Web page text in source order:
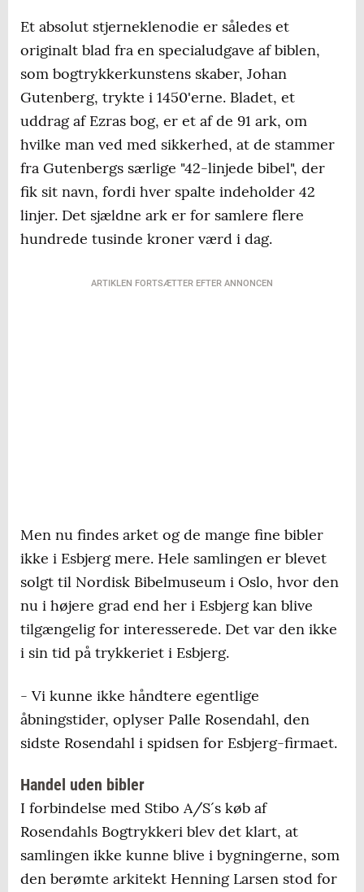
Et absolut stjerneklenodie er således et
originalt blad fra en specialudgave af biblen,
som bogtrykkerkunstens skaber, Johan
Gutenberg, trykte i 1450'erne. Bladet, et
uddrag af Ezras bog, er et af de 91 ark, om
hvilke man ved med sikkerhed, at de stammer
fra Gutenbergs særlige "42-linjede bibel", der
fik sit navn, fordi hver spalte indeholder 42
linjer. Det sjældne ark er for samlere flere
hundrede tusinde kroner værd i dag.
ARTIKLEN FORTSÆTTER EFTER ANNONCEN
Men nu findes arket og de mange fine bibler
ikke i Esbjerg mere. Hele samlingen er blevet
solgt til Nordisk Bibelmuseum i Oslo, hvor den
nu i højere grad end her i Esbjerg kan blive
tilgængelig for interesserede. Det var den ikke
i sin tid på trykkeriet i Esbjerg.
- Vi kunne ikke håndtere egentlige
åbningstider, oplyser Palle Rosendahl, den
sidste Rosendahl i spidsen for Esbjerg-firmaet.
Handel uden bibler
I forbindelse med Stibo A/S´s køb af
Rosendahls Bogtrykkeri blev det klart, at
samlingen ikke kunne blive i bygningerne, som
den berømte arkitekt Henning Larsen stod for